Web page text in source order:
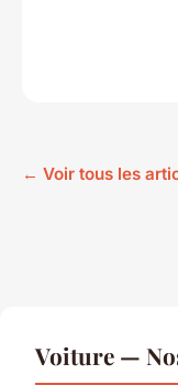
← Voir tous les
Voiture —